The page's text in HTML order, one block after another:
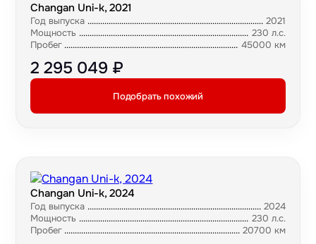
Changan Uni-k, 2021
Год выпуска
2021
Мощность
230 л.с.
Пробег
45000 км
2 295 049 ₽
Подобрать похожий
Changan Uni-k, 2024
Год выпуска
2024
Мощность
230 л.с.
Пробег
20700 км